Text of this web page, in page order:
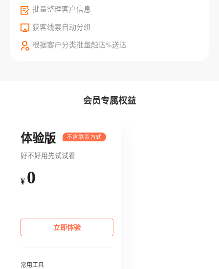
批量整理客户信息
获客线索自动分组
根据客户分类批量触达%送达
会员专属权益
体验版
好不好用先试试看
¥ 0
立即体验
常用工具